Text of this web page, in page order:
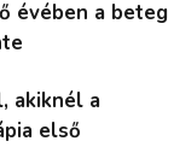
évében a beteg
akiknél a
első